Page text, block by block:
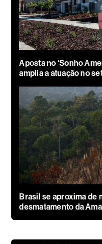
Aposta no ‘Sonho
amplia a atuação no
Brasil se aproxima de
desmatamento da